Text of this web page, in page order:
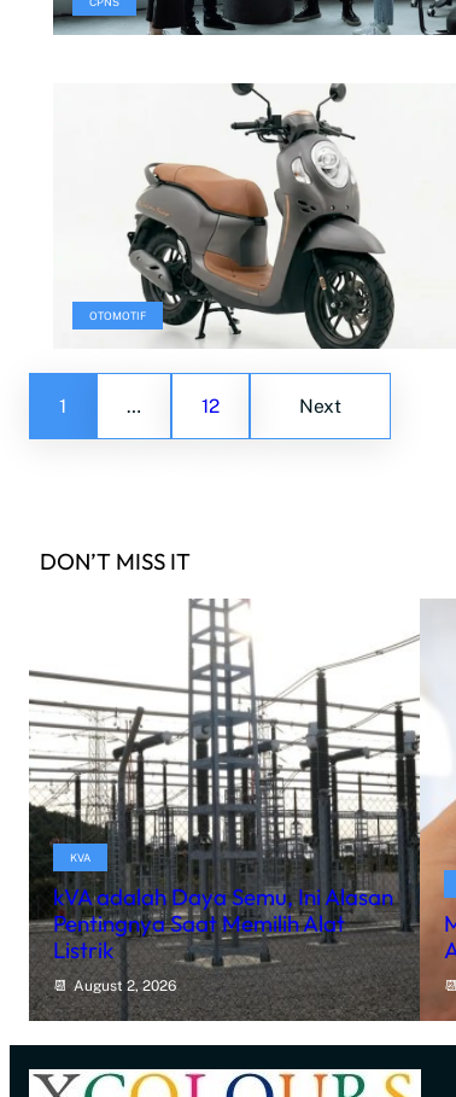
OTOMOTIF
1 … 12 Next
DON’T MISS IT
KVA
kVA adalah Daya Semu, Ini Alasan
Pentingnya Saat Memilih Alat
Listrik
August 2, 2026